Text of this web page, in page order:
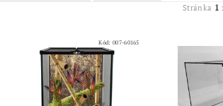
Stránka 1
Kód: 007-60165